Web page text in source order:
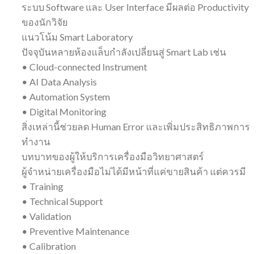
ระบบ Software และ User Interface มีผลต่อ Productivity
ของนักวิจัย
แนวโน้ม Smart Laboratory
ปัจจุบันหลายห้องแล็บกำลังเปลี่ยนสู่ Smart Lab เช่น
• Cloud-connected Instrument
• AI Data Analysis
• Automation System
• Digital Monitoring
สิ่งเหล่านี้ช่วยลด Human Error และเพิ่มประสิทธิภาพการ
ทำงาน
บทบาทของผู้ให้บริการเครื่องมือวิทยาศาสตร์
ผู้จำหน่ายเครื่องมือไม่ได้มีหน้าที่แค่ขายสินค้า แต่ควรมี
• Training
• Technical Support
• Validation
• Preventive Maintenance
• Calibration